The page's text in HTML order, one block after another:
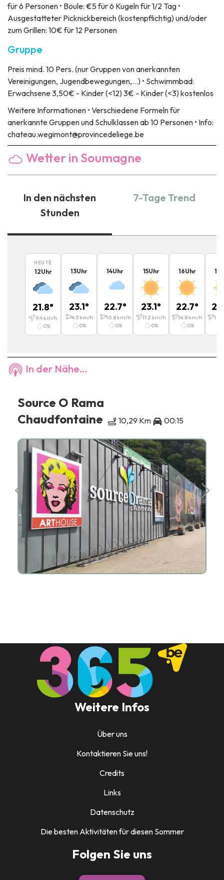
für 6 Personen • Boule: €5 für 6 Kugeln für 1/2 Tag •
Ausgestatteter Picknickbereich (kostenpflichtig) und/oder
zum Grillen: 10€ für 12 Personen
Gruppe
Preis mind. 10 Pers. (nur Gruppen von anerkannten
Vereinigungen, Jugendbewegungen,...) • Schwimmbad:
Erwachsene 3,50€ - Kinder (<12) 3€ - Kinder (<3) kostenlos
Weitere Informationen • Verschiedene Formeln für
anerkannte Gruppen und Schulklassen ab 10 Personen • Info:
chateau.wegimont@provincedeliege.be
Wetter in Soumagne
In den nächsten
Stunden
7-Tage Trend
HEUTE
12Uhr
21.8°
9.4km/h
0%
13Uhr
23.1°
4.3km/h
0%
14Uhr
22.7°
10.8km/h
0%
15Uhr
23.1°
11.2 km/h
0%
16Uhr
22.7°
14.8 km/h
0%
17
10.8
In der Nähe...
Source O Rama
Chaudfontaine
10,29 Km 00:15
Weitere Infos
Über uns
Kontaktieren Sie uns!
Credits
Links
Datenschutz
Die besten Aktivitäten für diesen Sommer
Folgen Sie uns